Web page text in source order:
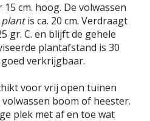
cm. hoog. De volwassen
plantis ca. 20 cm. Verdraagt
gr. C. en blijft de gehele
plantafstand is 30
goed verkrijgbaar.
voor vrij open tuinen
boom of heester.
plek met af en toe wat